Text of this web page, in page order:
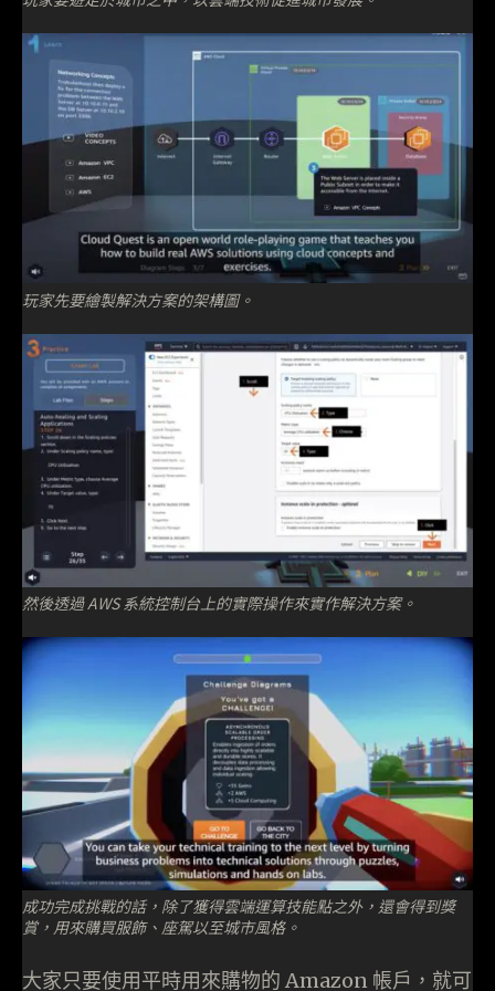
玩家先要繪製解決方案的架構圖。
然後透過 AWS 系統控制台上的實際操作來實作解決方案。
成功完成挑戰的話，除了獲得雲端運算技能點之外，還會得到獎
賞，用來購買服飾、座駕以至城市風格。
大家只要使用平時用來購物的 Amazon 帳戶，就可